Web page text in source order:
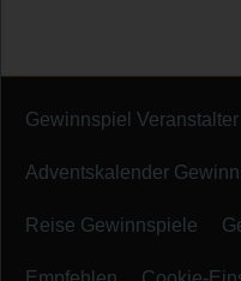
Gewinnspiel Veranstalter
Adventskalender
Reise Gewinnspiele